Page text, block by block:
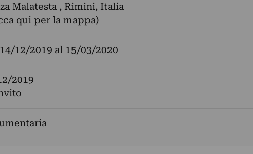
Malatesta , Rimini, Italia
qui per la mappa)
14/12/2019 al 15/03/2020
2019